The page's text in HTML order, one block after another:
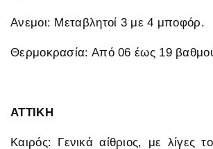
Ανεμοι: Μεταβλητοί 3 με 4 μποφόρ.
Θερμοκρασία: Από 06 έως 19
ΑΤΤΙΚΗ
Καιρός: Γενικά αίθριος, με λίγες